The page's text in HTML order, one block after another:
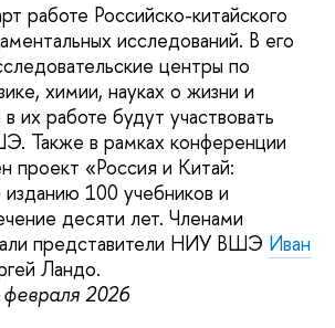
работе Российско-китайского
исследований. В его
центры по
химии, науках о жизни и
их работе будут участвовать
Также в рамках конференции
проект «Россия и Китай:
100 учебников и
десяти лет. Членами
представители НИУ ВШЭ Иван
Ландо.
2026